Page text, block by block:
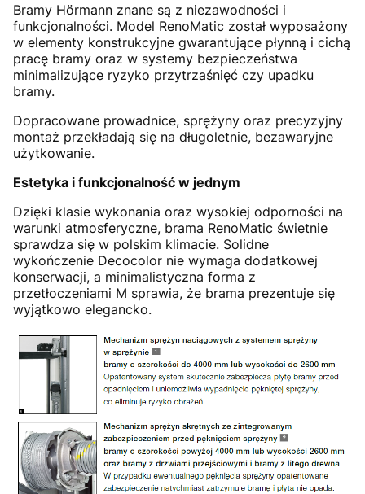
Bramy Hörmann znane są z niezawodności i
funkcjonalności. Model RenoMatic został wyposażony
w elementy konstrukcyjne gwarantujące płynną i cichą
pracę bramy oraz w systemy bezpieczeństwa
minimalizujące ryzyko przytrzaśnięć czy upadku
bramy.
Dopracowane prowadnice, sprężyny oraz precyzyjny
montaż przekładają się na długoletnie, bezawaryjne
użytkowanie.
Estetyka i funkcjonalność w jednym
Dzięki klasie wykonania oraz wysokiej odporności na
warunki atmosferyczne, brama RenoMatic świetnie
sprawdza się w polskim klimacie. Solidne
wykończenie Decocolor nie wymaga dodatkowej
konserwacji, a minimalistyczna forma z
przetłoczeniami M sprawia, że brama prezentuje się
wyjątkowo elegancko.